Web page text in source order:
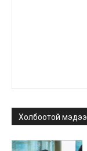
Холбоотой мэдээ